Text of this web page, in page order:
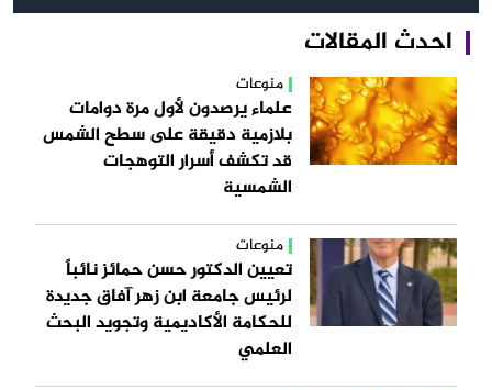
احدث المقالات
منوعات
علماء يرصدون لأول مرة دوامات
بلازمية دقيقة على سطح الشمس
قد تكشف أسرار التوهجات
الشمسية
منوعات
تعيين الدكتور حسن حمائز نائباً
لرئيس جامعة ابن زهر آفاق جديدة
للحكامة الأكاديمية وتجويد البحث
العلمي